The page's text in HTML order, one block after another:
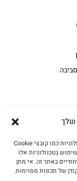
שלך
כדי לספק את החוויה הטובה ביותר, אנו משתמשים בטכנולוגיות כמו קובצי Cookie
בטכנולוגיות אלו
באתר זה. אי מתן
של תכונות מסוימות.